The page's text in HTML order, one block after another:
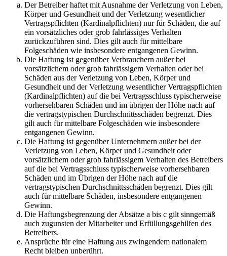
Der Betreiber haftet mit Ausnahme der Verletzung von Leben,
Körper und Gesundheit und der Verletzung wesentlicher
Vertragspflichten (Kardinalpflichten) nur für Schäden, die auf
ein vorsätzliches oder grob fahrlässiges Verhalten
zurückzuführen sind. Dies gilt auch für mittelbare
Folgeschäden wie insbesondere entgangenen Gewinn.
Die Haftung ist gegenüber Verbrauchern außer bei
vorsätzlichem oder grob fahrlässigem Verhalten oder bei
Schäden aus der Verletzung von Leben, Körper und
Gesundheit und der Verletzung wesentlicher Vertragspflichten
(Kardinalpflichten) auf die bei Vertragsschluss typischerweise
vorhersehbaren Schäden und im übrigen der Höhe nach auf
die vertragstypischen Durchschnittsschäden begrenzt. Dies
gilt auch für mittelbare Folgeschäden wie insbesondere
entgangenen Gewinn.
Die Haftung ist gegenüber Unternehmern außer bei der
Verletzung von Leben, Körper und Gesundheit oder
vorsätzlichem oder grob fahrlässigem Verhalten des Betreibers
auf die bei Vertragsschluss typischerweise vorhersehbaren
Schäden und im Übrigen der Höhe nach auf die
vertragstypischen Durchschnittsschäden begrenzt. Dies gilt
auch für mittelbare Schäden, insbesondere entgangenen
Gewinn.
Die Haftungsbegrenzung der Absätze a bis c gilt sinngemäß
auch zugunsten der Mitarbeiter und Erfüllungsgehilfen des
Betreibers.
Ansprüche für eine Haftung aus zwingendem nationalem
Recht bleiben unberührt.